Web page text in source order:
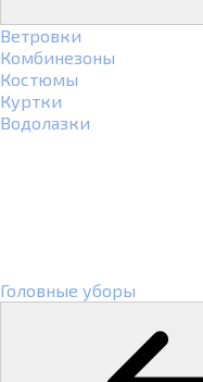
Ветровки
Комбинезоны
Костюмы
Куртки
Водолазки
Головные уборы